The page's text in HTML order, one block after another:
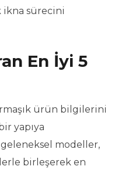
ikna sürecini
En İyi 5
ürün bilgilerini
yapıya
modeller,
birleşerek en